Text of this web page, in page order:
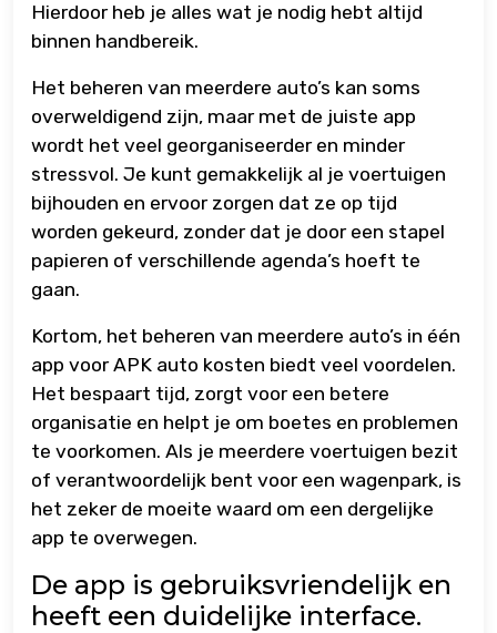
Hierdoor heb je alles wat je nodig hebt altijd
binnen handbereik.
Het beheren van meerdere auto’s kan soms
overweldigend zijn, maar met de juiste app
wordt het veel georganiseerder en minder
stressvol. Je kunt gemakkelijk al je voertuigen
bijhouden en ervoor zorgen dat ze op tijd
worden gekeurd, zonder dat je door een stapel
papieren of verschillende agenda’s hoeft te
gaan.
Kortom, het beheren van meerdere auto’s in één
app voor APK auto kosten biedt veel voordelen.
Het bespaart tijd, zorgt voor een betere
organisatie en helpt je om boetes en problemen
te voorkomen. Als je meerdere voertuigen bezit
of verantwoordelijk bent voor een wagenpark, is
het zeker de moeite waard om een dergelijke
app te overwegen.
De app is gebruiksvriendelijk en
heeft een duidelijke interface.